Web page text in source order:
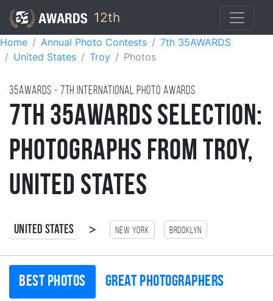
12th
Home Annual Photo Contests
7th 35AWARDS
United States
Troy Photos
35AWARDS - 7TH international photo awards
7th 35AWARDS Selection:
Photographs from Troy,
United States
United States > New York Brooklyn
Best photos Great photographers